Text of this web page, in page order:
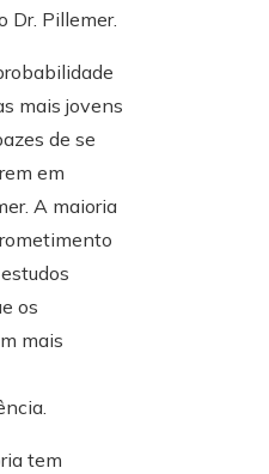
Dr. Pillemer.
mais jovens
de se
em
A maioria
os
mais
tem